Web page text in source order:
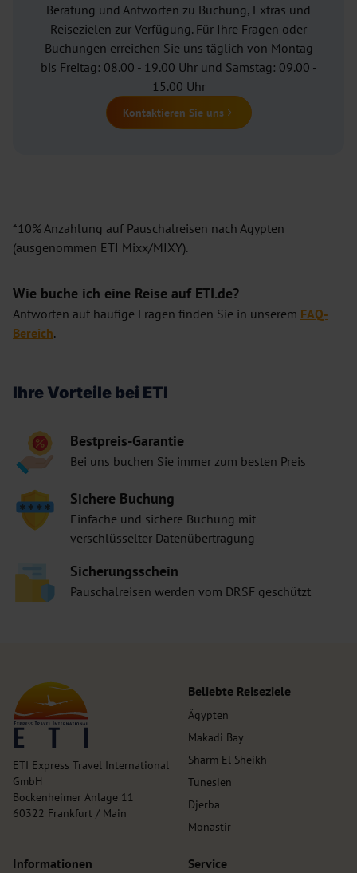
Beratung und Antworten zu Buchung, Extras und
Reisezielen zur Verfügung. Für Ihre Fragen oder
Buchungen erreichen Sie uns täglich von Montag
bis Freitag: 08.00 - 19.00 Uhr und Samstag: 09.00 -
15.00 Uhr
Kontaktieren Sie uns
*10% Anzahlung auf Pauschalreisen nach Ägypten
(ausgenommen ETI Mixx/MIXY).
Wie buche ich eine Reise auf ETI.de?
Antworten auf häufige Fragen finden Sie in unserem FAQ-
Bereich.
Ihre Vorteile bei ETI
Bestpreis-Garantie
Bei uns buchen Sie immer zum besten Preis
Sichere Buchung
Einfache und sichere Buchung mit
verschlüsselter Datenübertragung
Sicherungsschein
Pauschalreisen werden vom DRSF geschützt
ETI Express Travel International
GmbH
Bockenheimer Anlage 11
60322 Frankfurt / Main
Beliebte Reiseziele
Ägypten
Makadi Bay
Sharm El Sheikh
Tunesien
Djerba
Monastir
Informationen Service